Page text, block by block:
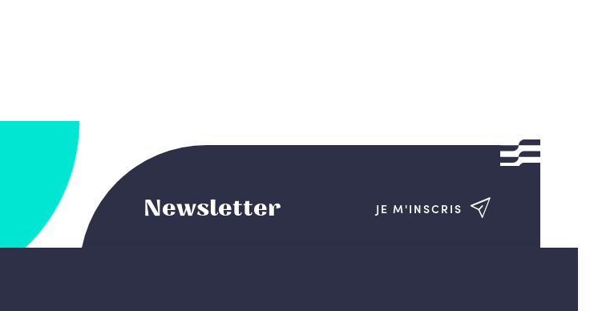
Newsletter JE M'INSCRIS